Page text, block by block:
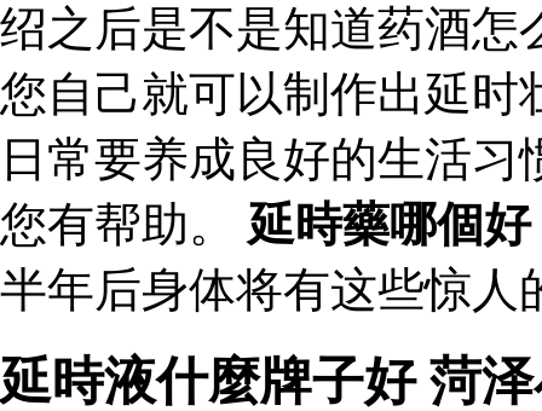
绍之后是不是知道药酒怎
您自己就可以制作出延时
日常要养成良好的生活
您有帮助。 延時藥哪個好
半年后身体将有这些惊人
延時液什麼牌子好 菏